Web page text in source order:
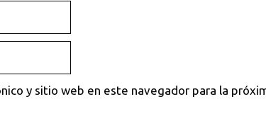
y sitio web en este navegador para la